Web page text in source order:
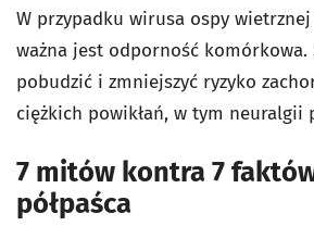
W przypadku wirusa ospy wietrznej
ważna jest odporność komórkowa.
pobudzić i zmniejszyć ryzyko
ciężkich powikłań, w tym neuralgii
7 mitów kontra 7
półpaśca